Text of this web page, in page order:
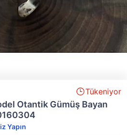
Tükeniyor
Otantik Gümüş Bayan
Yapın